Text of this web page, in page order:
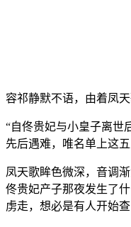
容祁静默不语，由着凤天
“自佟贵妃与小皇子离世
先后遇难，唯名单上这
凤天歌眸色微深，音调
佟贵妃产子那夜发生了
虏走，想必是有人开始